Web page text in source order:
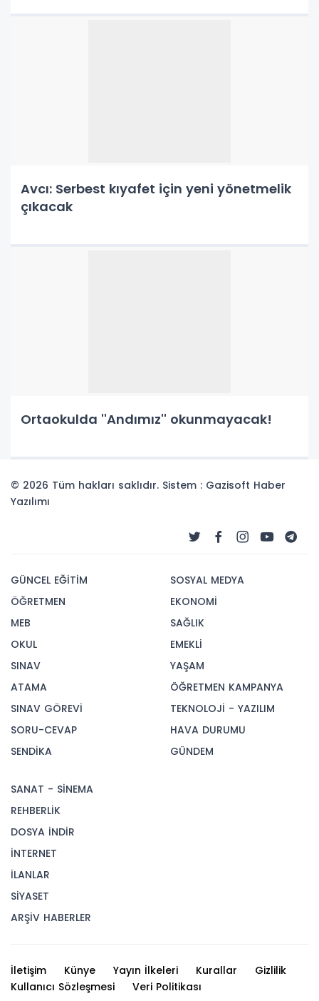
Avcı: Serbest kıyafet için yeni yönetmelik
çıkacak
Ortaokulda ''Andımız'' okunmayacak!
© 2026 Tüm hakları saklıdır. Sistem : Gazisoft Haber
Yazılımı
GÜNCEL EĞİTİM
ÖĞRETMEN
MEB
OKUL
SINAV
ATAMA
SINAV GÖREVİ
SORU-CEVAP
SENDİKA
SOSYAL MEDYA
EKONOMİ
SAĞLIK
EMEKLİ
YAŞAM
ÖĞRETMEN KAMPANYA
TEKNOLOJİ - YAZILIM
HAVA DURUMU
GÜNDEM
SANAT - SİNEMA
REHBERLİK
DOSYA İNDİR
İNTERNET
İLANLAR
SİYASET
ARŞİV HABERLER
İletişim Künye Yayın İlkeleri Kurallar
Gizlilik
Kullanıcı Sözleşmesi
Veri Politikası